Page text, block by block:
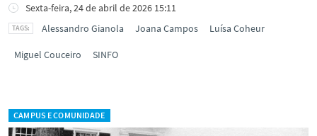
Sexta-feira, 24 de abril de 2026 15:11
Alessandro Gianola
Joana Campos Luísa Coheur
Miguel Couceiro SINFO
CAMPUS E COMUNIDADE